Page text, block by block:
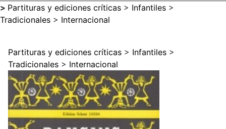
> Partituras y ediciones críticas > Infantiles >
Tradicionales > Internacional
Partituras y ediciones críticas > Infantiles >
Tradicionales > Internacional